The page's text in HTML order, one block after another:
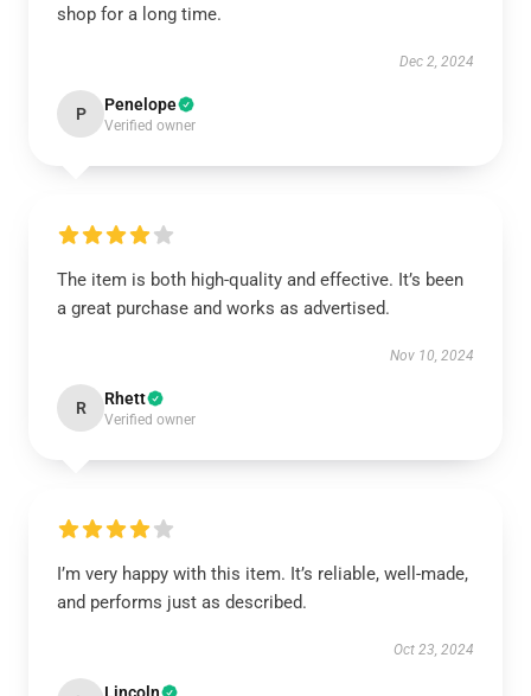
shop for a long time.
Dec 2, 2024
P Penelope
Verified owner
The item is both high-quality and effective. It’s been
a great purchase and works as advertised.
Nov 10, 2024
R Rhett
Verified owner
I’m very happy with this item. It’s reliable, well-made,
and performs just as described.
Oct 23, 2024
Lincoln